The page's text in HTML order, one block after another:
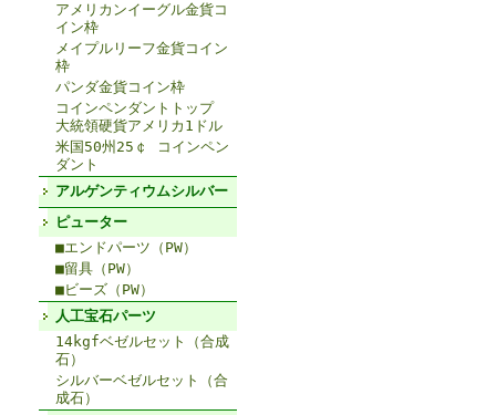
アメリカンイーグル金貨コ
イン枠
メイプルリーフ金貨コイン
枠
パンダ金貨コイン枠
コインペンダントトップ
大統領硬貨アメリカ1ドル
米国50州25￠ コインペン
ダント
アルゲンティウムシルバー
ピューター
■エンドパーツ（PW）
■留具（PW）
■ビーズ（PW）
人工宝石パーツ
14kgfベゼルセット（合成
石）
シルバーベゼルセット（合
成石）